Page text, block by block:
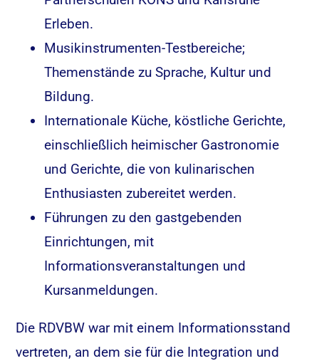
Erleben.
Musikinstrumenten-Testbereiche;
Themenstände zu Sprache, Kultur und
Bildung.
Internationale Küche, köstliche Gerichte,
einschließlich heimischer Gastronomie
und Gerichte, die von kulinarischen
Enthusiasten zubereitet werden.
Führungen zu den gastgebenden
Einrichtungen, mit
Informationsveranstaltungen und
Kursanmeldungen.
Die RDVBW war mit einem Informationsstand
vertreten, an dem sie für die Integration und